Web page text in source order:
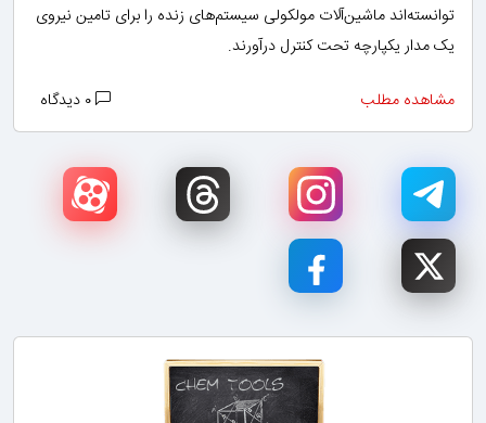
توانسته‌اند ماشین‌آلات مولکولی سیستم‌های زنده را برای تامین نیروی
یک مدار یکپارچه تحت کنترل درآورند.
مشاهده مطلب